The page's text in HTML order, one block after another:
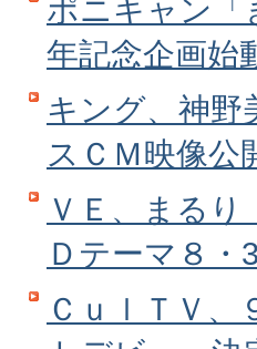
ポニキャン「
年記念企画始
キング、神野
スＣＭ映像公
ＶＥ、まるり
Ｄテーマ８・
ＣｕｌＴＶ、